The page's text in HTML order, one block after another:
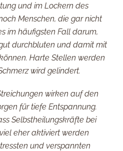
und im Lockern des
Menschen, die gar nicht
im häufigsten Fall darum,
durchbluten und damit mit
Harte Stellen werden
wird gelindert.
wirken auf den
für tiefe Entspannung.
Selbstheilungskräfte bei
eher aktiviert werden
und verspannten